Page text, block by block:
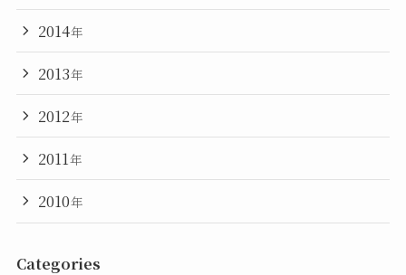
2014年
2013年
2012年
2011年
2010年
Categories